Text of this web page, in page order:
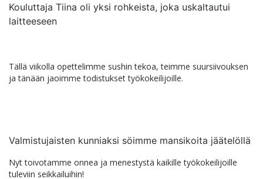
Kouluttaja Tiina oli yksi rohkeista, joka uskaltautui
laitteeseen
Tällä viikolla opettelimme sushin tekoa, teimme suursiivouksen
ja tänään jaoimme todistukset työkokeilijoille.
Valmistujaisten kunniaksi söimme mansikoita jäätelöllä
Nyt toivotamme onnea ja menestystä kaikille työkokeilijoille
tuleviin seikkailuihin!